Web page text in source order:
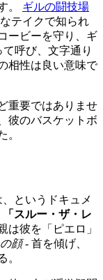
。 ギルの闘技場
テイクで知られ
ービーを守り、ギ
呼び、文字通り
相性は良い意味で
重要ではありませ
彼のバスケットボ
。
というドキュメ
「スルー・ザ・レ
は彼を「ピエロ」
顔- 首を傾げ、
。